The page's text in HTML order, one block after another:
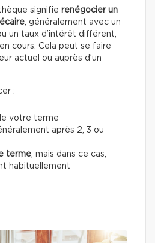
signifie renégocier un
, généralement avec un
un taux d’intérêt différent,
cours. Cela peut se faire
actuel ou auprès d’un
:
votre terme
après 2, 3 ou
terme, mais dans ce cas,
habituellement